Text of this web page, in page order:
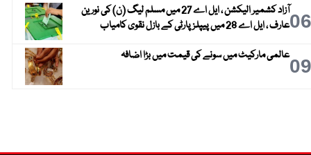
06
آزاد کشمیر الیکشن ، ایل اے 27 میں مسلم لیگ (ن) کی نورین
عارف ، ایل اے 28 میں پیپلز پارٹی کے بازل نقوی کامیاب
09عالمی مارکیٹ میں سونے کی قیمت میں بڑا اضافہ